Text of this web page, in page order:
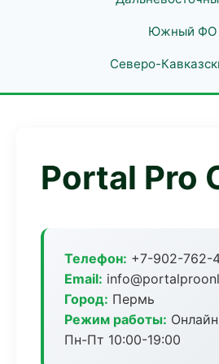
Южный ФО
Северо-
Portal Pro
Телефон: +7-902-762-
Email:
Город: Пермь
Режим работы:
Пн-Пт 10:00-19:00